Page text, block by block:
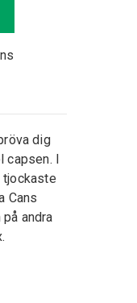
dig
capsen. I
tjockaste
Cans
på andra